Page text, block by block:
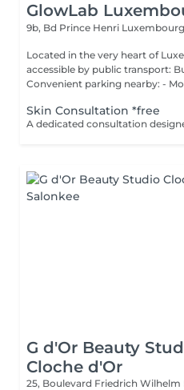
GlowLab
9b, Bd Prince Henri
Located in the very heart of Luxembourg
accessible by public transport:
Convenient parking nearby: -
Skin Consultation *free
G d'Or Beauty
Cloche d'Or
25, Boulevard Friedrich Wilhelm